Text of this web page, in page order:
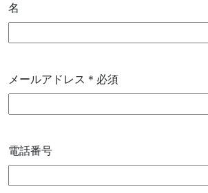
名
メールアドレス ＊必須
電話番号